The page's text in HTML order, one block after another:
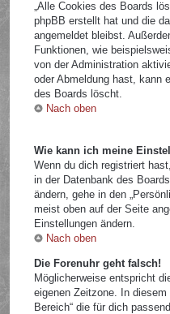
„Alle Cookies des Boards
phpBB erstellt hat und die
angemeldet bleibst.
Funktionen, wie
von der Administration
oder Abmeldung hast, kann
des Boards löscht.
Nach oben
Wie kann ich meine
Wenn du dich registriert
in der Datenbank des
ändern, gehe in den
meist oben auf der Seite
Einstellungen ändern.
Nach oben
Die Forenuhr geht falsch!
Möglicherweise entspricht
eigenen Zeitzone. In
Bereich“ die für dich